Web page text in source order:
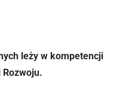
leży w kompetencji